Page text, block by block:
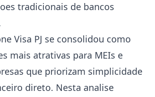
tradicionais de bancos
Visa PJ se consolidou como
mais atrativas para MEIs e
que priorizam simplicidade
direto. Nesta analise